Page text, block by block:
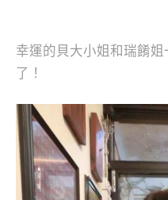
幸運的貝大小姐和瑞餚
了！